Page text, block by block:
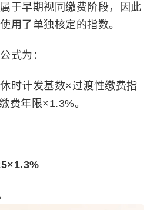
于早期视同缴费阶段，因此
用了单独核定的指数。
式为：
时计发基数×过渡性缴费指
费年限×1.3%。